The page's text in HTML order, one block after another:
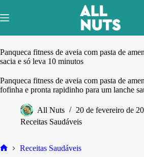
para
o
Panqueca fitness de aveia com pasta de
sacia e só leva 10 minutos
Panqueca fitness de aveia com pasta de
fofinha e pronta rapidinho para um lanche
All Nuts
20 de fevereiro de
Receitas Saudáveis
Receitas Saudáveis